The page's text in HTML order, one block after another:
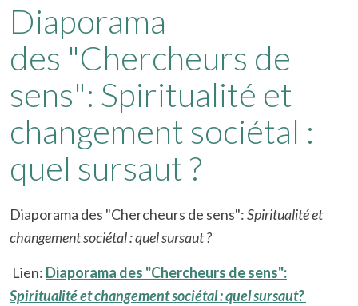
Diaporama
des "Chercheurs de
sens": Spiritualité et
changement sociétal :
quel sursaut ?
Diaporama des "Chercheurs de sens":Spiritualité et
changement sociétal : quel sursaut ?
Lien: Diaporama des "Chercheurs de sens":
Spiritualité et changement sociétal : quel sursaut?